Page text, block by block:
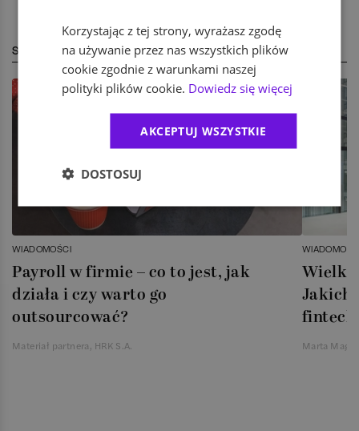
STREFA EKSPERTA
WIADOMOŚCI
Payroll w firmie – co to jest, jak
działa i czy warto go
outsourcować?
Materiał partnera, HRK S.A.
Jakich
Marta
Korzystając z tej strony, wyrażasz zgodę
na używanie przez nas wszystkich plików
cookie zgodnie z warunkami naszej
polityki plików cookie. Dowiedz się więcej
AKCEPTUJ WSZYSTKIE
DOSTOSUJ